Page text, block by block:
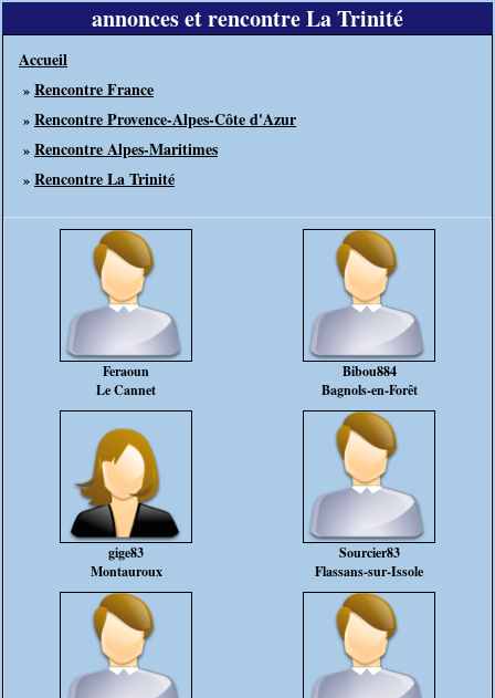
annonces et rencontre La Trinité
Accueil
» Rencontre France
» Rencontre Provence-Alpes-Côte d'Azur
» Rencontre Alpes-Maritimes
» Rencontre La Trinité
Feraoun
Le Cannet
Bibou884
Bagnols-en-Forêt
gige83
Montauroux
Sourcier83
Flassans-sur-Issole